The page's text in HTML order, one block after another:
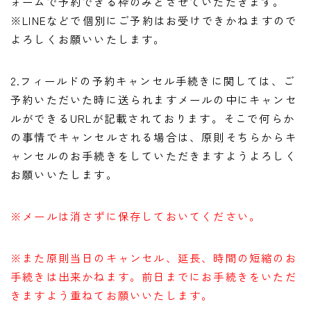
※LINEなどで個別にご予約はお受けできかねますので
よろしくお願いいたします。
2.フィールドの予約キャンセル手続きに関しては、ご
予約いただいた時に送られますメールの中にキャンセ
ルができるURLが記載されております。そこで何らか
の事情でキャンセルされる場合は、原則そちらからキ
ャンセルのお手続きをしていただきますようよろしく
お願いいたします。
※メールは消さずに保存しておいてください。
※また原則当日のキャンセル、延長、時間の短縮のお
手続きは出来かねます。前日までにお手続きをいただ
きますよう重ねてお願いいたします。